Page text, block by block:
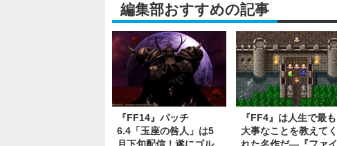
編集部おすすめの記事
『FF14』パッチ
6.4「玉座の咎人」は5
『FF4』は人生で最も
大事なことを教えてく